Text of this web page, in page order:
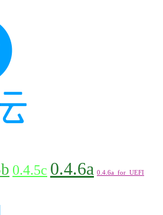
0.4.5c 0.4.6a 0.4.6a_for_UEFI